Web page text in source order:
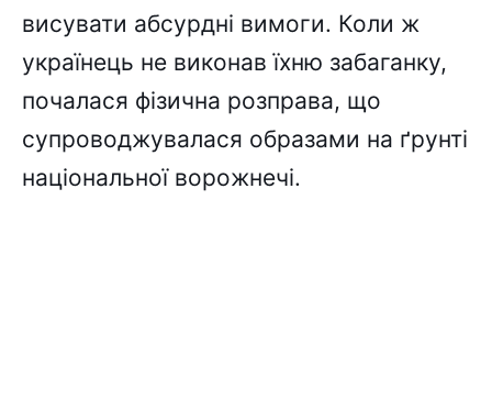
висувати абсурдні вимоги. Коли ж
українець не виконав їхню забаганку,
почалася фізична розправа, що
супроводжувалася образами на ґрунті
національної ворожнечі.